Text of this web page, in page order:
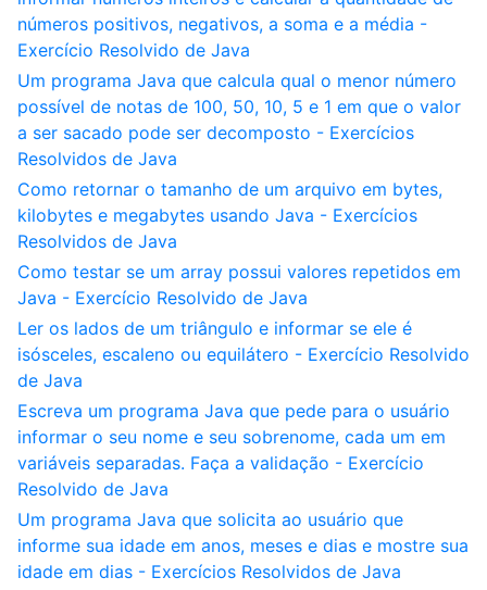
números positivos, negativos, a soma e a média -
Exercício Resolvido de Java
Um programa Java que calcula qual o menor número
possível de notas de 100, 50, 10, 5 e 1 em que o valor
a ser sacado pode ser decomposto - Exercícios
Resolvidos de Java
Como retornar o tamanho de um arquivo em bytes,
kilobytes e megabytes usando Java - Exercícios
Resolvidos de Java
Como testar se um array possui valores repetidos em
Java - Exercício Resolvido de Java
Ler os lados de um triângulo e informar se ele é
isósceles, escaleno ou equilátero - Exercício Resolvido
de Java
Escreva um programa Java que pede para o usuário
informar o seu nome e seu sobrenome, cada um em
variáveis separadas. Faça a validação - Exercício
Resolvido de Java
Um programa Java que solicita ao usuário que
informe sua idade em anos, meses e dias e mostre sua
idade em dias - Exercícios Resolvidos de Java